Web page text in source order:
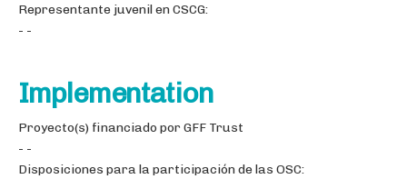
Representante juvenil en CSCG:
- -
Implementation
Proyecto(s) financiado por GFF Trust
- -
Disposiciones para la participación de las OSC: